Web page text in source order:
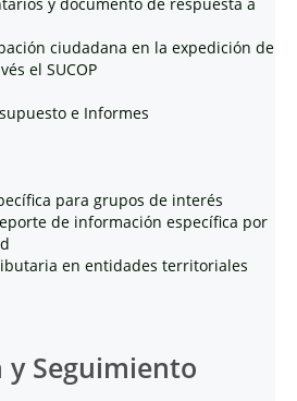
ciudadana en la expedición de
el SUCOP
e Informes
para grupos de interés
de información específica por
en entidades territoriales
y Seguimiento